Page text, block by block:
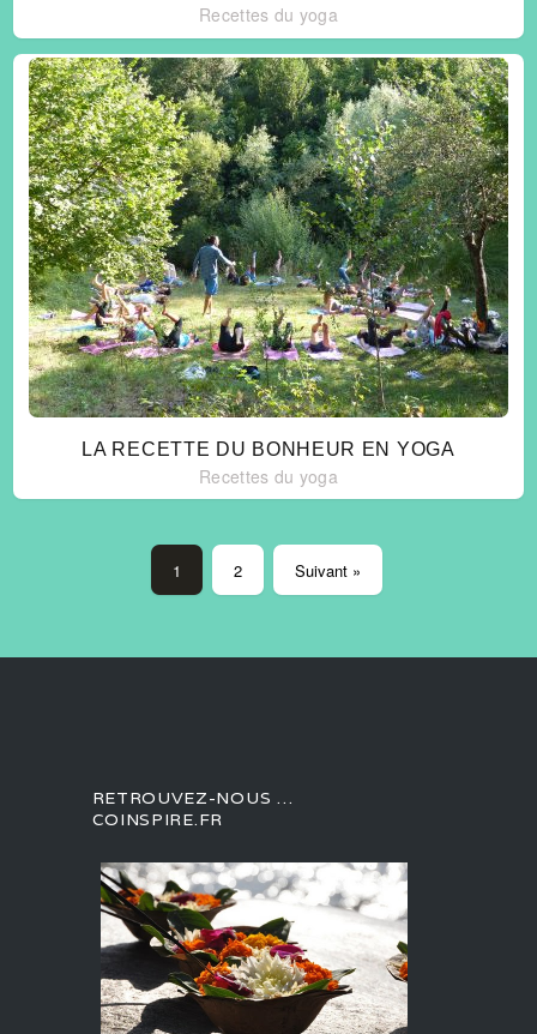
Recettes du yoga
LA RECETTE DU BONHEUR EN YOGA
Recettes du yoga
1 2 Suivant »
RETROUVEZ-NOUS …
COINSPIRE.FR